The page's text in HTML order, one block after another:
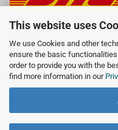
This website uses
We use Cookies and other
ensure the basic
order to provide you with the
find more information in our
Links